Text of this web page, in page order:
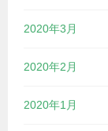
2020年3月
2020年2月
2020年1月